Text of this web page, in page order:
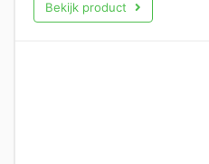
Bekijk product